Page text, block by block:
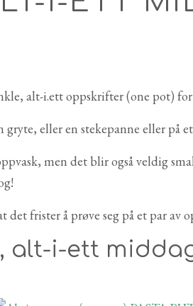
alt-i.ett oppskrifter (one pot)
eller en stekepanne eller på
men det blir også veldig
det frister å prøve seg på et par
alt-i-ett